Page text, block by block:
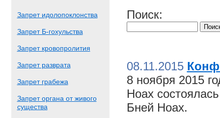
Запрет идолопоклонства
Запрет Б-гохульства
Запрет кровопролития
Запрет разврата
Запрет грабежа
Запрет органа от живого
существа
Поиск:
08.11.2015
8 ноября 2015
Ноах
Бней Ноах.